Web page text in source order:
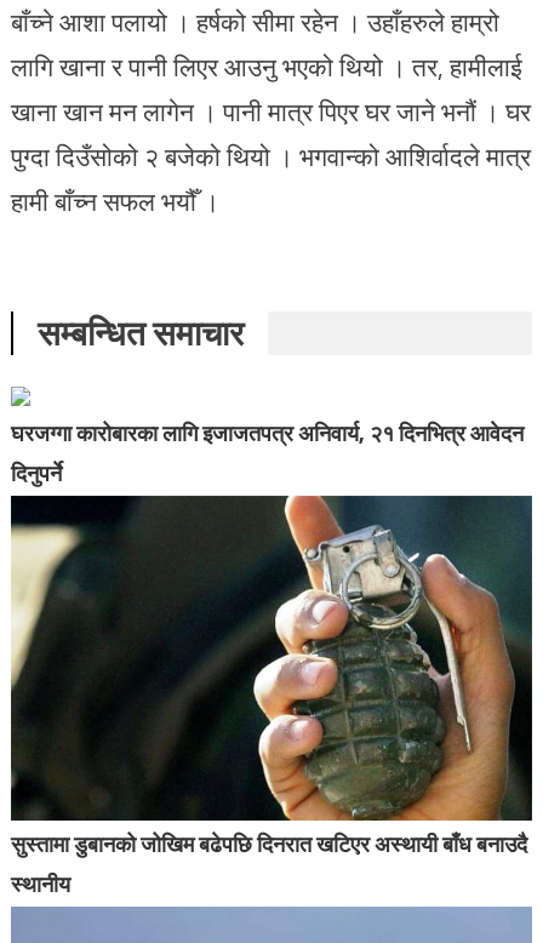
बाँच्ने आशा पलायो । हर्षको सीमा रहेन । उहाँहरुले हाम्रो
लागि खाना र पानी लिएर आउनु भएको थियो । तर, हामीलाई
खाना खान मन लागेन । पानी मात्र पिएर घर जाने भनौं । घर
पुग्दा दिउँसोको २ बजेको थियो । भगवान्को आशिर्वादले मात्र
हामी बाँच्न सफल भयौँ ।
सम्बन्धित समाचार
घरजग्गा कारोबारका लागि इजाजतपत्र अनिवार्य, २१ दिनभित्र आवेदन
दिनुपर्ने
सुस्तामा डुबानको जोखिम बढेपछि दिनरात खटिएर अस्थायी बाँध बनाउदै
स्थानीय